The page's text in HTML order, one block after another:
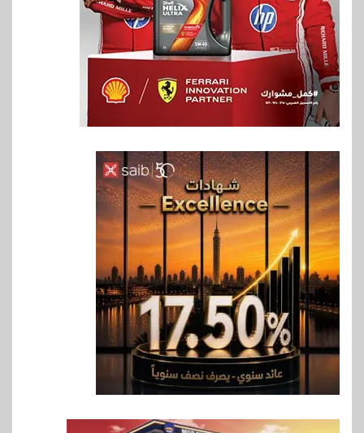
6
بنوك
بنك QNB مصر يعزز جاهزية
المشروعات الصغيرة والمتوسطة
للنمو والتوسع
7 اخبار
فيكسد مصر و”حلول” تتشاركان
في تطوير أول منصة للسياحة
الصحية في مصر والشرق الأوسط
وأفريقيا Tour4Cure
8
سوق وصلة